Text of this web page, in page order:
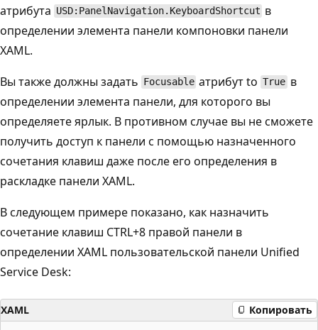
атрибута USD:PanelNavigation.KeyboardShortcut в
определении элемента панели компоновки панели
XAML.
Вы также должны задать Focusable атрибут toTrueв
определении элемента панели, для которого вы
определяете ярлык. В противном случае вы не сможете
получить доступ к панели с помощью назначенного
сочетания клавиш даже после его определения в
раскладке панели XAML.
В следующем примере показано, как назначить
сочетание клавиш CTRL+8 правой панели в
определении XAML пользовательской панели Unified
Service Desk:
XAML Копировать